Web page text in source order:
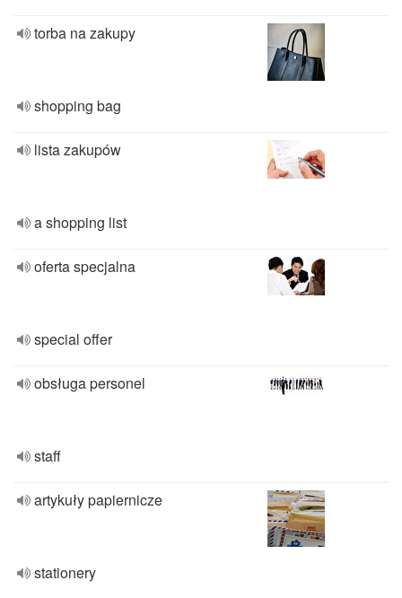
torba na zakupy
shopping bag
lista zakupów
a shopping list
oferta specjalna
special offer
obsługa personel
staff
artykuły papiernicze
stationery